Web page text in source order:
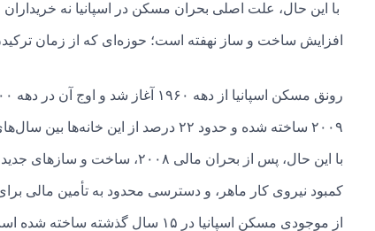
با این حال، علت اصلی بحران مسکن در اسپانیا نه
افزایش ساخت و ساز نهفته است؛ حوزه‌ای که از زمان ترکیدن حباب مسکن در
۲۰۰۹ ساخته شده و حدود ۲۲ درصد از این خانه‌ها بین سال‌های ۲۰۰۰ تا ۲۰۰۹ ساخته شده‌اند.
با این حال، پس از بحران مالی
از موجودی مسکن اسپانیا در ۱۵ سال گذشته ساخته شده است.